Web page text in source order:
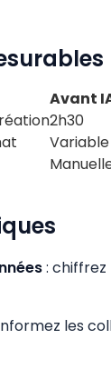
Avant
2h30
Variable
: chiffrez
les